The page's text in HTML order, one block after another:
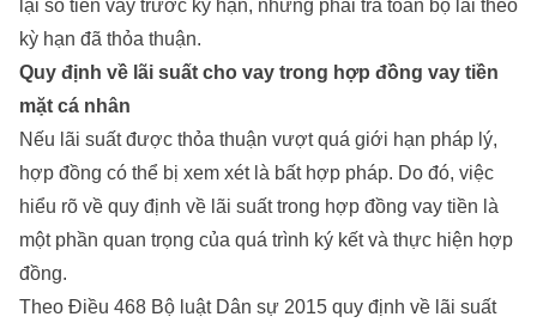
lại số tiền vay trước kỳ hạn, nhưng phải trả toàn bộ lãi theo
kỳ hạn đã thỏa thuận.
Quy định về lãi suất cho vay trong hợp đồng vay tiền
mặt cá nhân
Nếu lãi suất được thỏa thuận vượt quá giới hạn pháp lý,
hợp đồng có thể bị xem xét là bất hợp pháp. Do đó, việc
hiểu rõ về quy định về lãi suất trong hợp đồng vay tiền là
một phần quan trọng của quá trình ký kết và thực hiện hợp
đồng.
Theo Điều 468 Bộ luật Dân sự 2015 quy định về lãi suất